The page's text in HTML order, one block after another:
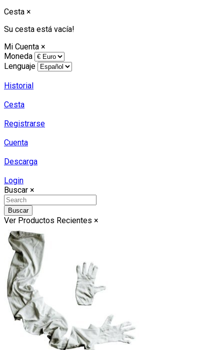
Cesta ×
Su cesta está vacía!
Mi Cuenta ×
Moneda
Lenguaje
Historial
Cesta
Registrarse
Cuenta
Descarga
Login
Buscar ×
Buscar
Ver Productos Recientes ×